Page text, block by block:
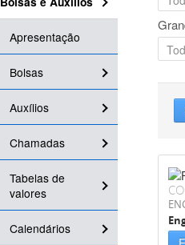
Apresentação
Bolsas
Auxílios
Chamadas
Tabelas de
valores
Calendários